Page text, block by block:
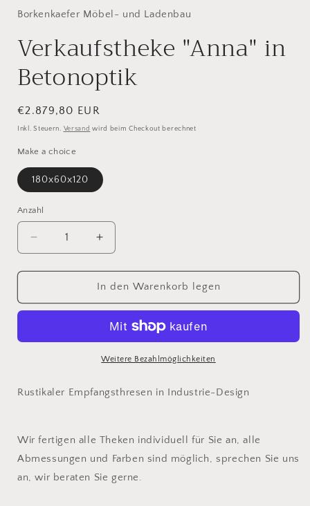
Borkenkaefer Möbel- und Ladenbau
Verkaufstheke "Anna" in
Betonoptik
Normaler
Preis
€2.879,80 EUR
Inkl. Steuern. Versand wird beim Checkout berechnet
Make a choice
180x60x120
Anzahl
Anzahl
Verringere
die
Menge
Verkaufstheke
Betonoptik
Erhöhe
die
Menge
für
Verkaufstheke
Betonoptik
In den Warenkorb legen
Weitere Bezahlmöglichkeiten
Rustikaler Empfangsthresen in Industrie-Design
Wir fertigen alle Theken individuell für Sie an, alle
Abmessungen und Farben sind möglich, sprechen Sie uns
an, wir beraten Sie gerne.